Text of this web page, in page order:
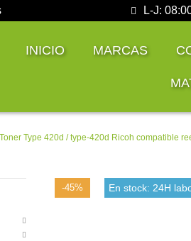
L-J:
INICIO MARCAS
Toner Type 420d / type-420d Ricoh compatible
-45% En stock: 24H